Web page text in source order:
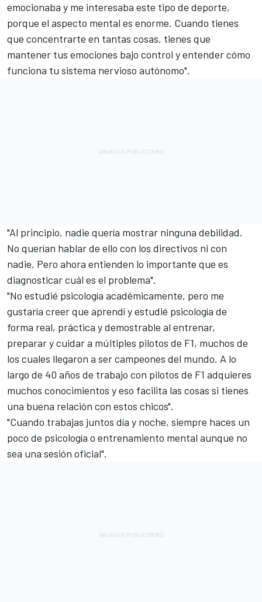
emocionaba y me interesaba este tipo de deporte,
porque el aspecto mental es enorme. Cuando tienes
que concentrarte en tantas cosas, tienes que
mantener tus emociones bajo control y entender cómo
funciona tu sistema nervioso autónomo".
"Al principio, nadie quería mostrar ninguna debilidad.
No querían hablar de ello con los directivos ni con
nadie. Pero ahora entienden lo importante que es
diagnosticar cuál es el problema".
"No estudié psicología académicamente, pero me
gustaría creer que aprendí y estudié psicología de
forma real, práctica y demostrable al entrenar,
preparar y cuidar a múltiples pilotos de F1, muchos de
los cuales llegaron a ser campeones del mundo. A lo
largo de 40 años de trabajo con pilotos de F1 adquieres
muchos conocimientos y eso facilita las cosas si tienes
una buena relación con estos chicos".
"Cuando trabajas juntos día y noche, siempre haces un
poco de psicología o entrenamiento mental aunque no
sea una sesión oficial".